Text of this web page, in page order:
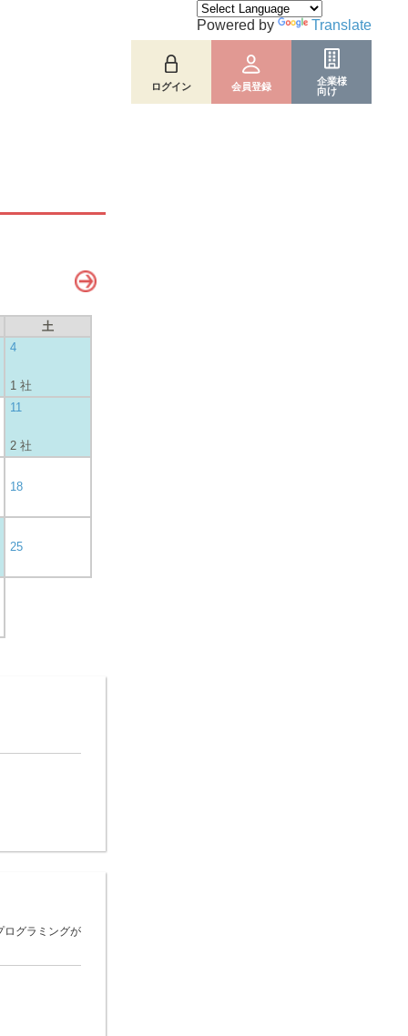
ログイン 会員登録
企業様
向け
Powered by Translate
土
4
1 社
11
2 社
18
25
ログラミングが